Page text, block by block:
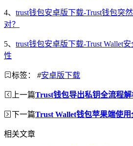
4、 trust钱包安卓版下载-Trust钱包突
对？
5、 trust钱包安卓版下载-Trust Wallet
性
标签： #安卓版下载
上一篇Trust钱包导出私钥全流程解
下一篇Trust Wallet钱包苹果端使用
相关文章